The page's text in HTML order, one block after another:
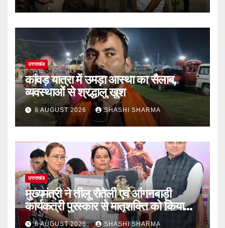
उत्तराखंड
कांवड़ यात्रा में उमड़ा आस्था का सैलाब,
व्यवस्थाओं से श्रद्धालु खुश
8 AUGUST 2026 SHASHI SHARMA
उत्तराखंड
मुख्यमंत्री ने तीलू रौतेली एवं आंगनबाड़ी
कार्यकत्री पुरस्कार से मातृशक्ति को किया
सम्मानित
8 AUGUST 2026 SHASHI SHARMA